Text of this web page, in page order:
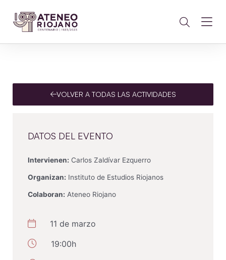
VOLVER A TODAS LAS ACTIVIDADES
DATOS DEL EVENTO
Intervienen: Carlos Zaldívar Ezquerro
Organizan: Instituto de Estudios Riojanos
Colaboran: Ateneo Riojano
11 de marzo
19:00h